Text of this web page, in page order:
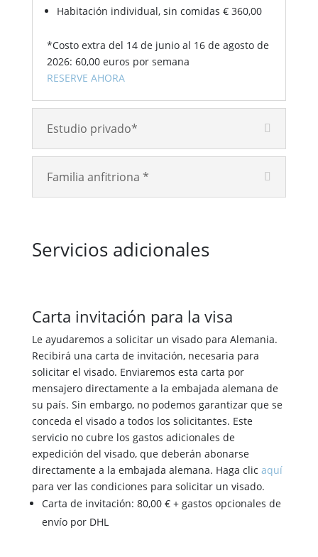
Habitación individual, sin comidas € 360,00
*Costo extra del 14 de junio al 16 de agosto de
2026: 60,00 euros por semana
RESERVE AHORA
Estudio privado*
Familia anfitriona *
Servicios adicionales
Carta invitación para la visa
Le ayudaremos a solicitar un visado para Alemania.
Recibirá una carta de invitación, necesaria para
solicitar el visado. Enviaremos esta carta por
mensajero directamente a la embajada alemana de
su país. Sin embargo, no podemos garantizar que se
conceda el visado a todos los solicitantes. Este
servicio no cubre los gastos adicionales de
expedición del visado, que deberán abonarse
directamente a la embajada alemana. Haga clic aquí
para ver las condiciones para solicitar un visado.
Carta de invitación: 80,00 € + gastos opcionales de
envío por DHL